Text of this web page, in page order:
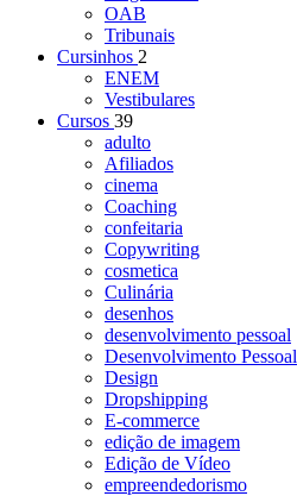
OAB
Tribunais
Cursinhos 2
ENEM
Vestibulares
Cursos 39
adulto
Afiliados
cinema
Coaching
confeitaria
Copywriting
cosmetica
Culinária
desenhos
desenvolvimento pessoal
Desenvolvimento Pessoal
Design
Dropshipping
E-commerce
edição de imagem
Edição de Vídeo
empreendedorismo